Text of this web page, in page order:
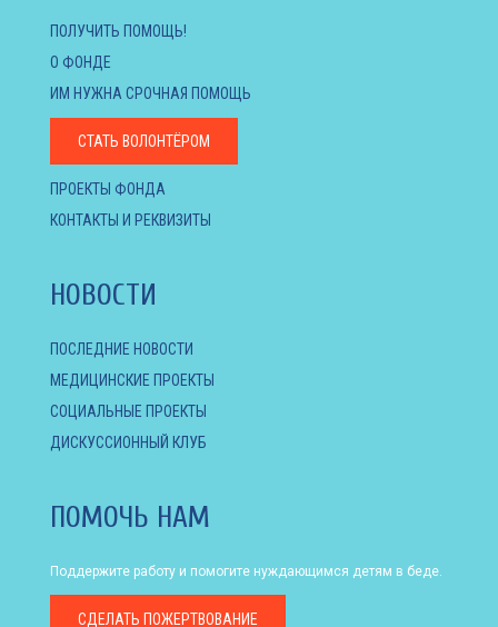
ПОЛУЧИТЬ ПОМОЩЬ!
О ФОНДЕ
ИМ НУЖНА СРОЧНАЯ ПОМОЩЬ
СТАТЬ ВОЛОНТЁРОМ
ПРОЕКТЫ ФОНДА
КОНТАКТЫ И РЕКВИЗИТЫ
НОВОСТИ
ПОСЛЕДНИЕ НОВОСТИ
МЕДИЦИНСКИЕ ПРОЕКТЫ
СОЦИАЛЬНЫЕ ПРОЕКТЫ
ДИСКУССИОННЫЙ КЛУБ
ПОМОЧЬ НАМ
Поддержите работу и помогите нуждающимся детям в беде.
СДЕЛАТЬ ПОЖЕРТВОВАНИЕ